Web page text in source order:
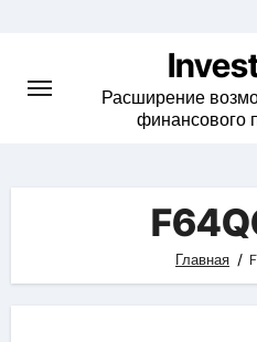
content
Расширение
финансового
Главная